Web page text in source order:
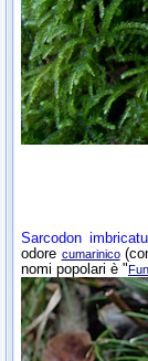
Sarcodon
odore cumarinico
nomi popolari è "